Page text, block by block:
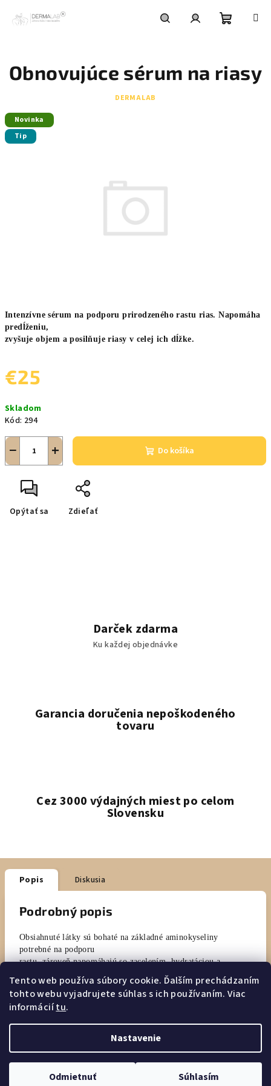
Tento web používa súbory cookie. Ďalším prechádzaním
tohto webu vyjadrujete súhlas s ich používaním. Viac
informáciítu.
Nastavenie
Odmietnuť Súhlasím
košík
Intenzívne sérum na podporu prirodzeného rastu rias. Napomáha
predĺženiu,
zvyšuje objem a posilňuje riasy v celej ich dĺžke.
€25
cena:
Skladom
Kód: 294
+
− Do košíka
Opýtať sa Zdieľať
Obnovujúce sérum na riasy
DERMALAB
Novinka
Tip
Darček zdarma
Ku každej objednávke
Garancia doručenia nepoškodeného
tovaru
Cez 3000 výdajných miest po celom
Slovensku
Popis Diskusia
Podrobný popis
Obsiahnuté látky sú bohaté na základné aminokyseliny
potrebné na podporu
rastu, zároveň napomáhajú so zacelením, hydratáciou a
Sérum na pokožke zanecháva hodvábny pocit a príjemnú vôňu
damašskej ruže.
Dermalab eshop